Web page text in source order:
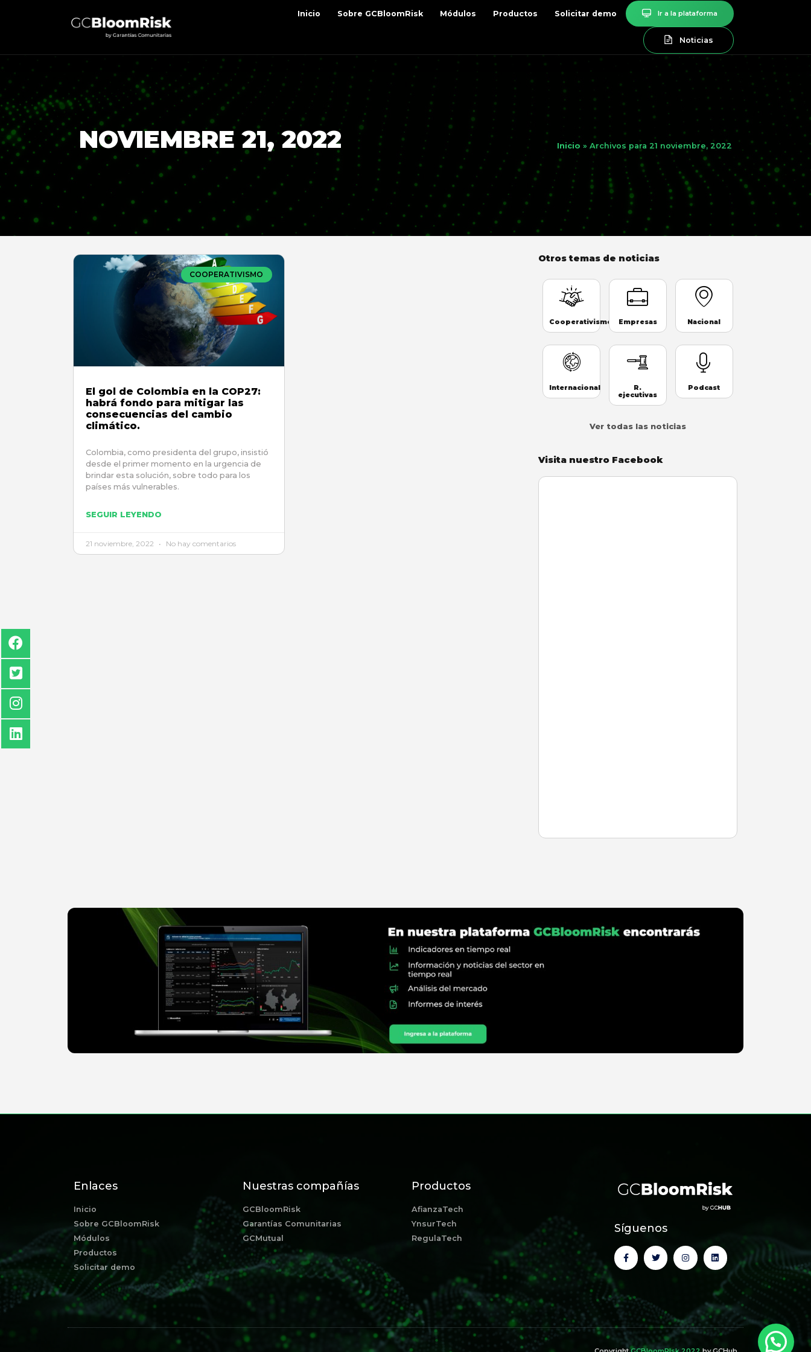
Inicio Sobre GCBloomRisk Módulos Productos Solicitar demo Ir a la plataforma
Noticias
NOVIEMBRE 21, 2022 Inicio »Archivos para 21 noviembre, 2022
COOPERATIVISMO
El gol de Colombia en la COP27:
habrá fondo para mitigar las
consecuencias del cambio
climático.
Colombia, como presidenta del grupo, insistió
desde el primer momento en la urgencia de
brindar esta solución, sobre todo para los
países más vulnerables.
SEGUIR LEYENDO
21 noviembre, 2022 No hay comentarios
Otros temas de noticias
Cooperativismo
Internacional
Empresas
R.
ejecutivas
Nacional
Podcast
Ver todas las noticias
Visita nuestro Facebook
Enlaces
Inicio
Sobre GCBloomRisk
Módulos
Productos
Solicitar demo
Nuestras compañías
GCBloomRisk
Garantías Comunitarias
GCMutual
Productos
AfianzaTech
YnsurTech
RegulaTech
Síguenos